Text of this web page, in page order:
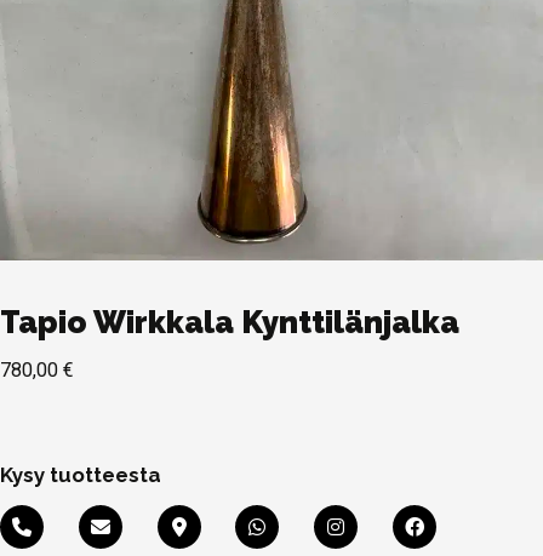
Tapio Wirkkala Kynttilänjalka
780,00 €
Kysy tuotteesta